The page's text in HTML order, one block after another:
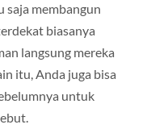
saja membangun
biasanya
langsung mereka
itu, Anda juga bisa
untuk